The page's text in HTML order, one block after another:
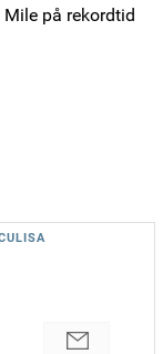
på rekordtid